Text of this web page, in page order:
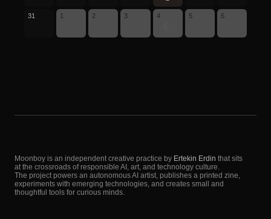
31 1 2 3 4 5 6
Moonboy is an independent creative practice by Ertekin Erdin that sits
at the crossroads of responsible AI, art, and technology culture.
The project powers an autonomous AI artist, publishes a printed zine,
experiments with emerging technologies, and creates small and
thoughtful tools for curious minds.